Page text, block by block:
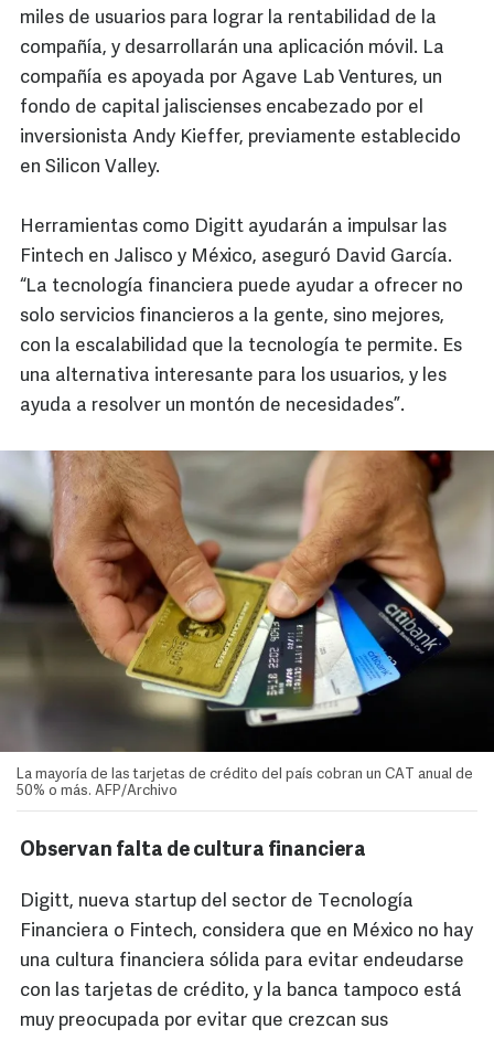
miles de usuarios para lograr la rentabilidad de la
compañía, y desarrollarán una aplicación móvil. La
compañía es apoyada por Agave Lab Ventures, un
fondo de capital jaliscienses encabezado por el
inversionista Andy Kieffer, previamente establecido
en Silicon Valley.
Herramientas como Digitt ayudarán a impulsar las
Fintech en Jalisco y México, aseguró David García.
“La tecnología financiera puede ayudar a ofrecer no
solo servicios financieros a la gente, sino mejores,
con la escalabilidad que la tecnología te permite. Es
una alternativa interesante para los usuarios, y les
ayuda a resolver un montón de necesidades”.
La mayoría de las tarjetas de crédito del país cobran un CAT anual de
50% o más. AFP/Archivo
Observan falta de cultura financiera
Digitt, nueva startup del sector de Tecnología
Financiera o Fintech, considera que en México no hay
una cultura financiera sólida para evitar endeudarse
con las tarjetas de crédito, y la banca tampoco está
muy preocupada por evitar que crezcan sus